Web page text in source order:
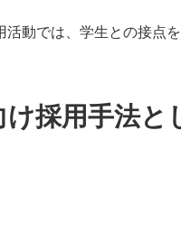
動では、学生との接点
採用手法と